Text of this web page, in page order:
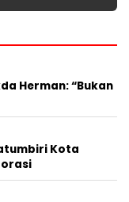
Herman: “Bukan
Kota